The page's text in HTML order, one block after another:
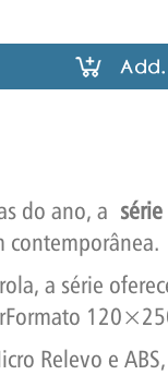
do ano, a
contemporânea.
a série
Relevo e